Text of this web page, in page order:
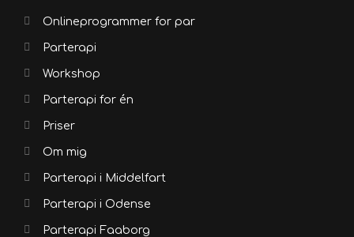
Onlineprogrammer for par
Parterapi
Workshop
Parterapi for én
Priser
Om mig
Parterapi i Middelfart
Parterapi i Odense
Parterapi Faaborg